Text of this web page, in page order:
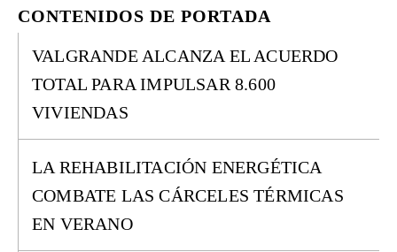
CONTENIDOS DE PORTADA
VALGRANDE ALCANZA EL ACUERDO
TOTAL PARA IMPULSAR 8.600
VIVIENDAS
LA REHABILITACIÓN ENERGÉTICA
COMBATE LAS CÁRCELES TÉRMICAS
EN VERANO